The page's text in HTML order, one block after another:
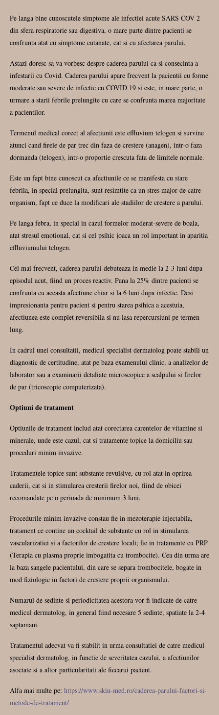
Pe langa bine cunoscutele simptome ale infectiei acute SARS COV 2
din sfera respiratorie sau digestiva, o mare parte dintre pacienti se
confrunta atat cu simptome cutanate, cat si cu afectarea parului.
Astazi doresc sa va vorbesc despre caderea parului ca si consecinta a
infestarii cu Covid. Caderea parului apare frecvent la pacientii cu forme
moderate sau severe de infectie cu COVID 19 si este, in mare parte, o
urmare a starii febrile prelungite cu care se confrunta marea majoritate
a pacientilor.
Termenul medical corect al afectiunii este effluvium telogen si survine
atunci cand firele de par trec din faza de crestere (anagen), intr-o faza
dormanda (telogen), intr-o proportie crescuta fata de limitele normale.
Este un fapt bine cunoscut ca afectiunile ce se manifesta cu stare
febrila, in special prelungita, sunt resimtite ca un stres major de catre
organism, fapt ce duce la modificari ale stadiilor de crestere a parului.
Pe langa febra, in special in cazul formelor moderat-severe de boala,
atat stresul emotional, cat si cel psihic joaca un rol important in aparitia
effluviumului telogen.
Cel mai frecvent, caderea parului debuteaza in medie la 2-3 luni dupa
episodul acut, fiind un proces reactiv. Pana la 25% dintre pacienti se
confrunta cu aceasta afectiune chiar si la 6 luni dupa infectie. Desi
impresionanta pentru pacient si pentru starea psihica a acestuia,
afectiunea este complet reversibila si nu lasa repercursiuni pe termen
lung.
In cadrul unei consultatii, medicul specialist dermatolog poate stabili un
diagnostic de certitudine, atat pe baza examenului clinic, a analizelor de
laborator sau a examinarii detaliate microscopice a scalpului si firelor
de par (tricoscopie computerizata).
Optiuni de tratament
Optiunile de tratament includ atat corectarea carentelor de vitamine si
minerale, unde este cazul, cat si tratamente topice la domiciliu sau
proceduri minim invazive.
Tratamentele topice sunt substante revulsive, cu rol atat in oprirea
caderii, cat si in stimularea cresterii firelor noi, fiind de obicei
recomandate pe o perioada de minimum 3 luni.
Procedurile minim invazive constau fie in mezoterapie injectabila,
tratament ce contine un cocktail de substante cu rol in stimularea
vascularizatiei si a factorilor de crestere locali; fie in tratamente cu PRP
(Terapia cu plasma proprie imbogatita cu trombocite). Cea din urma are
la baza sangele pacientului, din care se separa trombocitele, bogate in
mod fiziologic in factori de crestere proprii organismului.
Numarul de sedinte si periodicitatea acestora vor fi indicate de catre
medicul dermatolog, in general fiind necesare 5 sedinte, spatiate la 2-4
saptamani.
Tratamentul adecvat va fi stabilit in urma consultatiei de catre medicul
specialist dermatolog, in functie de severitatea cazului, a afectiunilor
asociate si a altor particularitati ale fiecarui pacient.
Alfa mai multe pe: https://www.skin-med.ro/caderea-parului-factori-si-
metode-de-tratament/